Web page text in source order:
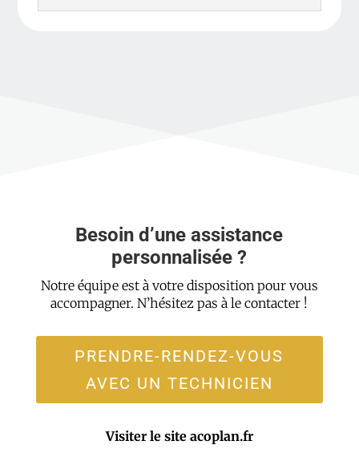
Besoin d’une assistance
personnalisée ?
Notre équipe est à votre disposition pour vous
accompagner. N’hésitez pas à le contacter !
PRENDRE-RENDEZ-VOUS
AVEC UN TECHNICIEN
Visiter le site acoplan.fr